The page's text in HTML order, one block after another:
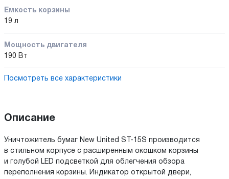
Емкость корзины
19 л
Мощность двигателя
190 Вт
Посмотреть все характеристики
Описание
Уничтожитель бумаг New United ST-15S производится
в стильном корпусе с расширенным окошком корзины
и голубой LED подсветкой для облегчения обзора
переполнения корзины. Индикатор открытой двери,